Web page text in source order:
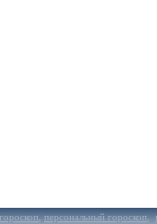
гороскоп,персональный гороскоп,